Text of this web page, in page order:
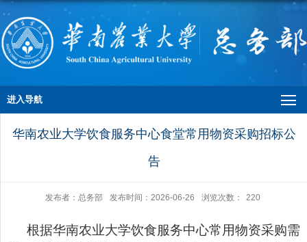
进入导航
华南农业大学饮食服务中心食堂常用物资采购招标公
告
发布者：总务部 发布时间：2026-06-26 浏览次数： 220
根据华南农业大学饮食服务中心常用物资采购需